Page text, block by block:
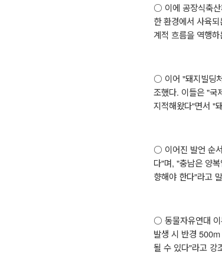
○ 이에 공장식축
한 환경에서 사육
계적 흐름을 역행하
○ 이어 "돼지빌딩
조했다. 이들은"국
지적해왔다"면서 "
○ 이어진 발언 순
다"며, "충남은 양
향해야 한다"라고
○ 동물자유연대
발생 시 반경 500m
될 수 있다"라고 강